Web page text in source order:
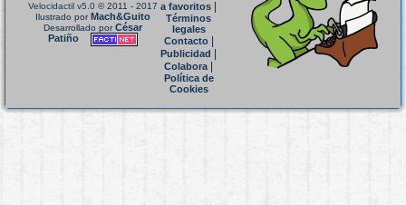
Velocidactil v5.0 © 2011 - 2017
Ilustrado porMach&Guito
Desarrollado porCésar
Patiño
a favoritos
Términos
legales
Contacto|
Publicidad
Colabora|
Política de
Cookies